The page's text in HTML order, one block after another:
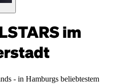
im
- in Hamburgs beliebtestem